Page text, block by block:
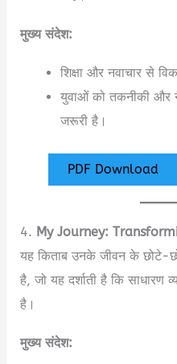
मुख्य संदेश:
शिक्षा और नवाचार से
युवाओं को तकनीकी और
जरूरी है।
PDF Download
4. My Journey:
यह किताब उनके जीवन के छोटे-
है, जो यह दर्शाती है कि साधारण
है।
मुख्य संदेश: